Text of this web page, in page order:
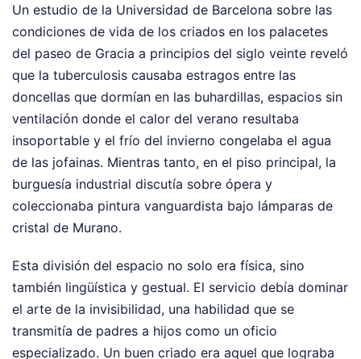
Un estudio de la Universidad de Barcelona sobre las
condiciones de vida de los criados en los palacetes
del paseo de Gracia a principios del siglo veinte reveló
que la tuberculosis causaba estragos entre las
doncellas que dormían en las buhardillas, espacios sin
ventilación donde el calor del verano resultaba
insoportable y el frío del invierno congelaba el agua
de las jofainas. Mientras tanto, en el piso principal, la
burguesía industrial discutía sobre ópera y
coleccionaba pintura vanguardista bajo lámparas de
cristal de Murano.
Esta división del espacio no solo era física, sino
también lingüística y gestual. El servicio debía dominar
el arte de la invisibilidad, una habilidad que se
transmitía de padres a hijos como un oficio
especializado. Un buen criado era aquel que lograba